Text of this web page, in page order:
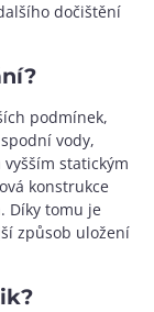
dočištění
podmínek,
vody,
statickým
konstrukce
Díky tomu je
způsob uložení